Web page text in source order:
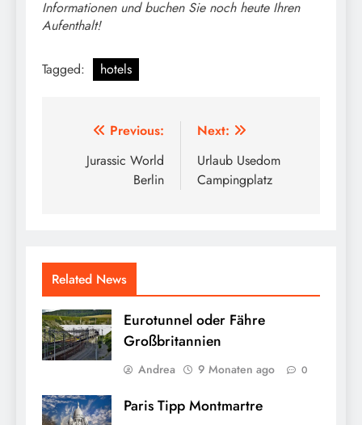
Informationen und buchen Sie noch heute Ihren
Aufenthalt!
Tagged: hotels
Beitragsnavigation
Previous:
Jurassic World
Berlin
Next:
Urlaub Usedom
Campingplatz
Related News
Eurotunnel oder Fähre
Großbritannien
Andrea 9 Monaten ago 0
Paris Tipp Montmartre